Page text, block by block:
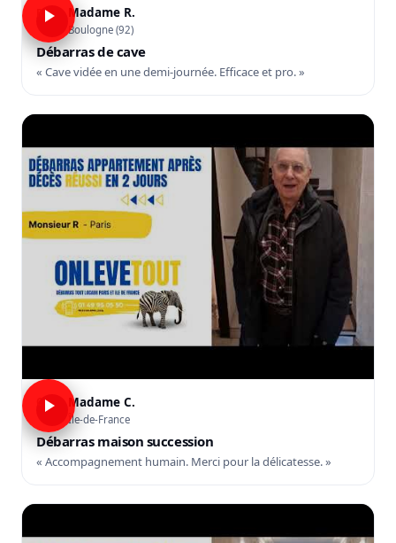
Madame R.
Boulogne (92)
Débarras de cave
« Cave vidée en une demi-journée. Efficace et pro. »
Madame C.
Île-de-France
Débarras maison succession
« Accompagnement humain. Merci pour la délicatesse. »